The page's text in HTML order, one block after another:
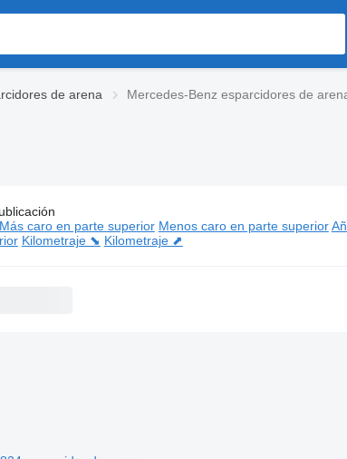
de arena Mercedes-Benz esparcidores de
Benz esparcidores de arena
Más caro en parte superior Menos caro en parte superior
Kilometraje ⬊ Kilometraje ⬈